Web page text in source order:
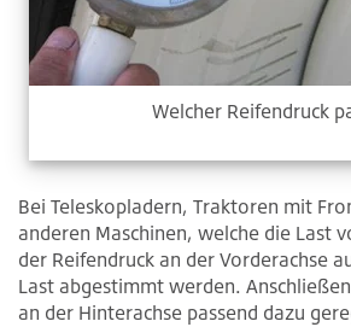
Welcher Reifendruck
Bei Teleskopladern, Traktoren mit
anderen Maschinen, welche die Last
der Reifendruck an der Vorderachse
Last abgestimmt werden.
an der Hinterachse passend dazu